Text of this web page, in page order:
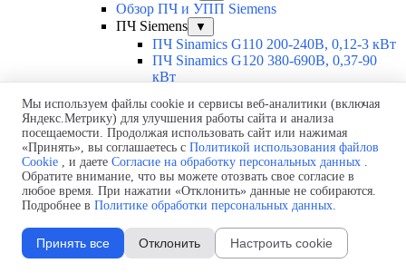
Обзор ПЧ и УПП Siemens
ПЧ Siemens
▼
ПЧ Sinamics G110 200-240В, 0,12-3 кВт
ПЧ Sinamics G120 380-690В, 0,37-90
кВт
ПЧ Sinamics G120D 300-500В, 0,75-7,5
кВт
ПЧ Sinamics G120P 380-480В, 0,37-90
кВт
ПЧ Sinamics G130 380-690В, 75-800
кВт
ПЧ Sinamics G150 380-690В, 75-800
кВт
ПЧ Sinamics V20 200-480В, 0,12-30 кВт
ПЧ Sinamics V50 380-415В, 55-500 кВт
Мы используем файлы cookie и сервисы веб-аналитики (включая
Яндекс.Метрику) для улучшения работы сайта и анализа
посещаемости. Продолжая использовать сайт или нажимая
«Принять», вы соглашаетесь с Политикой использования файлов
Cookie , и даете Согласие на обработку персональных данных .
Обратите внимание, что вы можете отозвать свое согласие в
любое время. При нажатии «Отклонить» данные не собираются.
Подробнее в Политике обработки персональных данных.
Принять все Отклонить Настроить cookie